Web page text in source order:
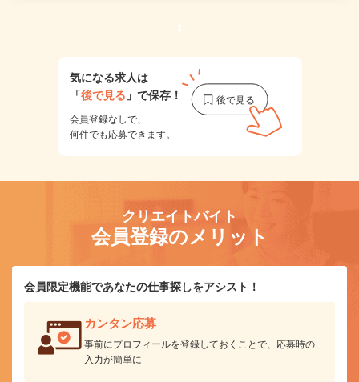
1
気になる求人は
「後で見る 」で保存！
会員登録なしで、
何件でも応募できます。
クリエイトバイト
会員登録のメリット
会員限定機能であなたの仕事探しをアシスト！
カンタン応募
事前にプロフィールを登録しておくことで、応募時の
入力が簡単に